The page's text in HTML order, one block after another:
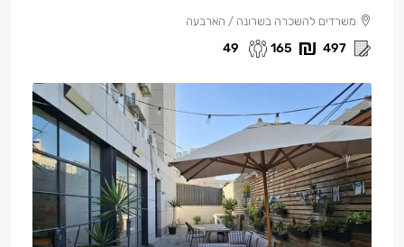
משרדים להשכרה בשרונה / הארבעה
497
165
49